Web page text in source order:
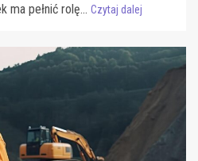
ma pełnić rolę... Czytaj dalej